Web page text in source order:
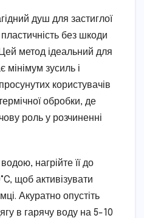
душ для застиглої
без шкоди
метод ідеальний для
мінімум зусиль і
користувачів
обробки, де
роль у розчиненні
нагрійте її до
щоб активізувати
Акуратно опустіть
в гарячу воду на 5-10